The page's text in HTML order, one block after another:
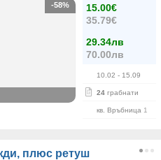
15.00€
35.79€
29.34лв
70.00лв
10.02 - 15.09
24 грабнати
кв. Връбница 1
-58%
плюс ретуш